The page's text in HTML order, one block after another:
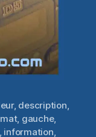
, description
, gauche,
information